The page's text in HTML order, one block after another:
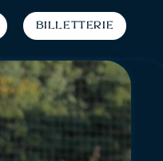
Billetterie